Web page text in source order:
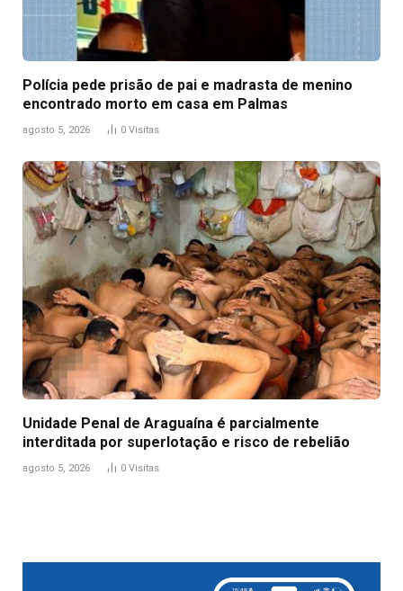
Polícia pede prisão de pai e madrasta de menino
encontrado morto em casa em Palmas
agosto 5, 2026 0 Visitas
Unidade Penal de Araguaína é parcialmente
interditada por superlotação e risco de rebelião
agosto 5, 2026 0 Visitas